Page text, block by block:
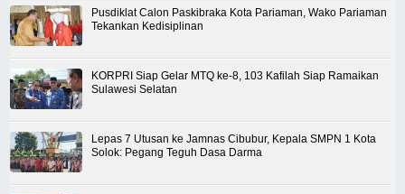
Pusdiklat Calon Paskibraka Kota Pariaman, Wako Pariaman
Tekankan Kedisiplinan
KORPRI Siap Gelar MTQ ke-8, 103 Kafilah Siap Ramaikan
Sulawesi Selatan
Lepas 7 Utusan ke Jamnas Cibubur, Kepala SMPN 1 Kota
Solok: Pegang Teguh Dasa Darma